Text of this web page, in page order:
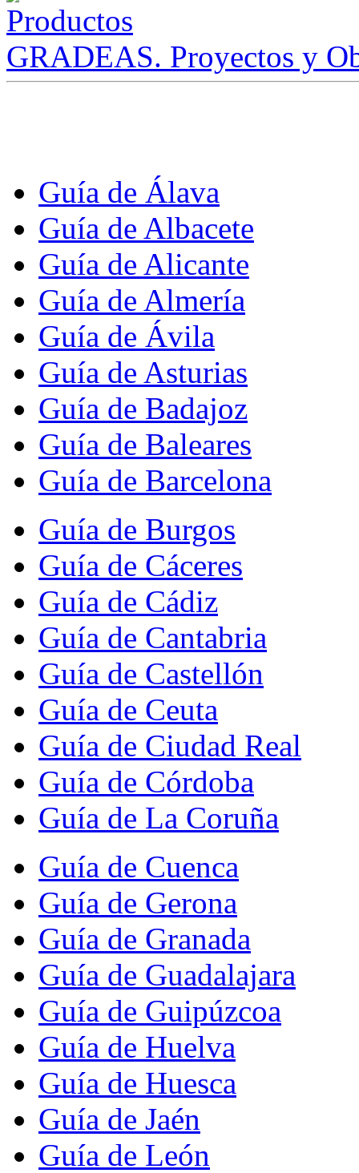
GRADEAS. Proyectos y
Guía de Álava
Guía de Albacete
Guía de Alicante
Guía de Almería
Guía de Ávila
Guía de Asturias
Guía de Badajoz
Guía de Baleares
Guía de Barcelona
Guía de Burgos
Guía de Cáceres
Guía de Cádiz
Guía de Cantabria
Guía de Castellón
Guía de Ceuta
Guía de Ciudad Real
Guía de Córdoba
Guía de La Coruña
Guía de Cuenca
Guía de Gerona
Guía de Granada
Guía de Guadalajara
Guía de Guipúzcoa
Guía de Huelva
Guía de Huesca
Guía de Jaén
Guía de León